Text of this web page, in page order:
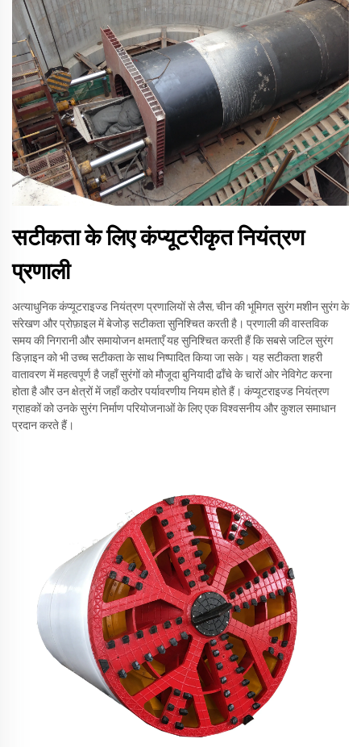
सटीकता के लिए कंप्यूटरीकृत नियंत्रण
प्रणाली
अत्याधुनिक कंप्यूटराइज्ड नियंत्रण प्रणालियों से लैस, चीन की भूमिगत सुरंग मशीन सुरंग के
संरेखण और प्रोफ़ाइल में बेजोड़ सटीकता सुनिश्चित करती है। प्रणाली की वास्तविक
समय की निगरानी और समायोजन क्षमताएँ यह सुनिश्चित करती हैं कि सबसे जटिल सुरंग
डिज़ाइन को भी उच्च सटीकता के साथ निष्पादित किया जा सके। यह सटीकता शहरी
वातावरण में महत्वपूर्ण है जहाँ सुरंगों को मौजूदा बुनियादी ढाँचे के चारों ओर नेविगेट करना
होता है और उन क्षेत्रों में जहाँ कठोर पर्यावरणीय नियम होते हैं। कंप्यूटराइज्ड नियंत्रण
ग्राहकों को उनके सुरंग निर्माण परियोजनाओं के लिए एक विश्वसनीय और कुशल समाधान
प्रदान करते हैं।